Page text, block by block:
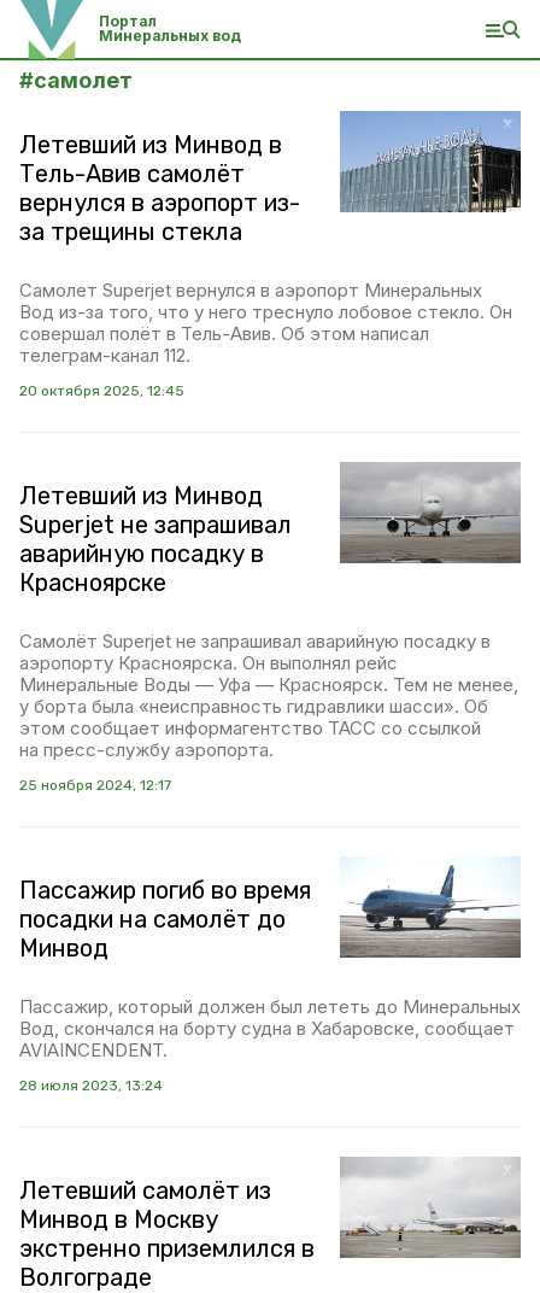
Портал
Минеральных вод
#самолет
Летевший из Минвод в
Тель-Авив самолёт
вернулся в аэропорт из-
за трещины стекла
Самолет Superjet вернулся в аэропорт Минеральных
Вод из-за того, что у него треснуло лобовое стекло. Он
совершал полёт в Тель-Авив. Об этом написал
телеграм-канал 112.
20 октября 2025, 12:45
Летевший из Минвод
Superjet не запрашивал
аварийную посадку в
Красноярске
Самолёт Superjet не запрашивал аварийную посадку в
аэропорту Красноярска. Он выполнял рейс
Минеральные Воды — Уфа — Красноярск. Тем не менее,
у борта была «неисправность гидравлики шасси». Об
этом сообщает информагентство ТАСС со ссылкой
на пресс-службу аэропорта.
25 ноября 2024, 12:17
Пассажир погиб во время
посадки на самолёт до
Минвод
Пассажир, который должен был лететь до Минеральных
Вод, скончался на борту судна в Хабаровске, сообщает
AVIAINCENDENT.
28 июля 2023, 13:24
Летевший самолёт из
Минвод в Москву
экстренно приземлился в
Волгограде